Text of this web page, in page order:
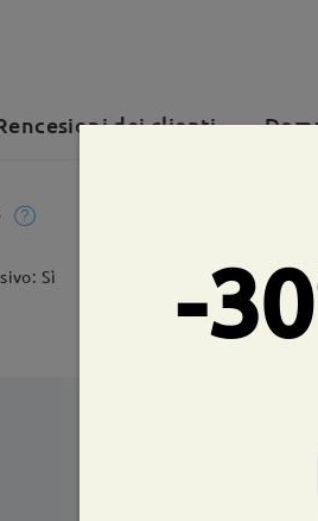
dei clienti
Sì Cerniera a
-